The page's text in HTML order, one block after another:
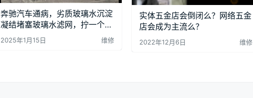
奔驰汽车通病，劣质玻璃水沉淀
凝结堵塞玻璃水滤网，拧一个螺
丝三个卡扣就可维修
2025年1月15日 维修
实体五金店会倒闭么？网络五金
店会成为主流么？
2022年12月6日 维修